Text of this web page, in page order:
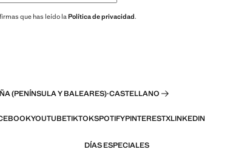
que has leído laPolítica de privacidad.
(PENÍNSULA Y BALEARES)·CASTELLANO
YOUTUBETIKTOKSPOTIFYPINTERESTXLINKEDIN
DÍAS ESPECIALES